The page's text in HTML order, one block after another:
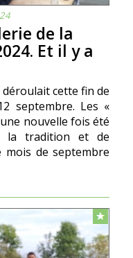
de la
Et il y a
déroulait cette fin de
septembre. Les «
nouvelle fois été
la tradition et de
mois de septembre